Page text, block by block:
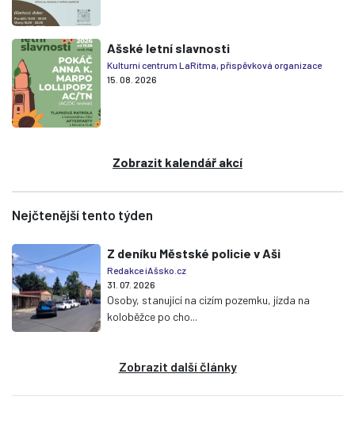
Ašské letní slavnosti
Kulturní centrum LaRitma, příspěvková organizace
15. 08. 2026
Zobrazit kalendář akcí
Nejčtenější tento týden
Z deníku Městské policie v Aši
Redakce iAšsko.cz
31. 07. 2026
Osoby, stanující na cizím pozemku, jízda na
koloběžce po cho...
Zobrazit další články